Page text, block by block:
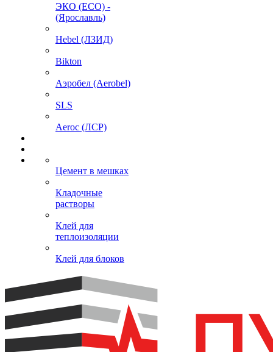
ЭКО (ECO) -
(Ярославль)
Hebel (ЛЗИД)
Bikton
Аэробел (Aerobel)
SLS
Aeroc (ЛСР)
Цемент в мешках
Кладочные
растворы
Клей для
теплоизоляции
Клей для блоков